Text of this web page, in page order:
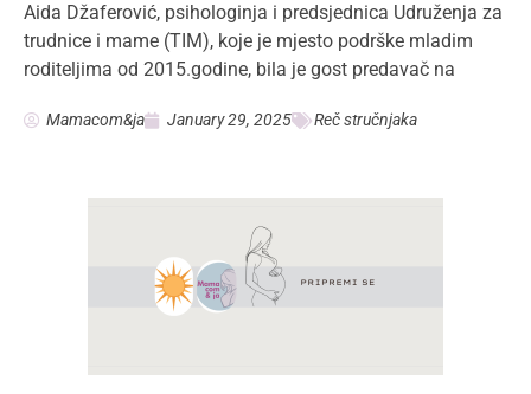
Aida Džaferović, psihologinja i predsjednica Udruženja za
trudnice i mame (TIM), koje je mjesto podrške mladim
roditeljima od 2015.godine, bila je gost predavač na
Mamacom&ja January 29, 2025 Reč stručnjaka